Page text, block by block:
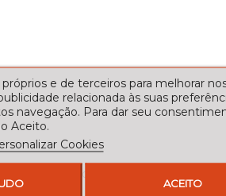
o espelho correspondente ou
e de terceiros para melhorar
relacionada às suas
navegação. Para dar seu
Aceito.
Cookies
ACEITO